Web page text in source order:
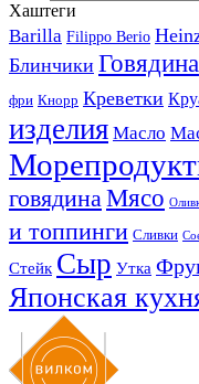
Хаштеги
Barilla Filippo Berio
Блинчики Говядина
фри Кнорр Креветки
изделия Масло
говядинаМясо
и топпинги Сливки
Стейк Сыр Утка
Японская